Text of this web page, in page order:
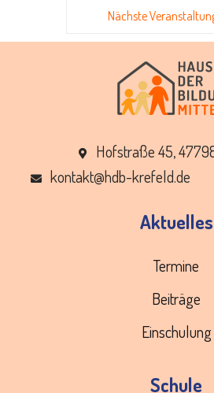
Nächste
Hofstraße 45,
ed.dleferk-bdh@tkatnok
Aktuelles
Termine
Beiträge
Einschulung
Schule